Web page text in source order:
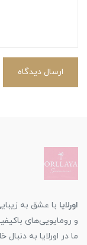
ارسال دیدگاه
اورلایا با عشق به
و رومایویی‌های
ما در اورلایا به